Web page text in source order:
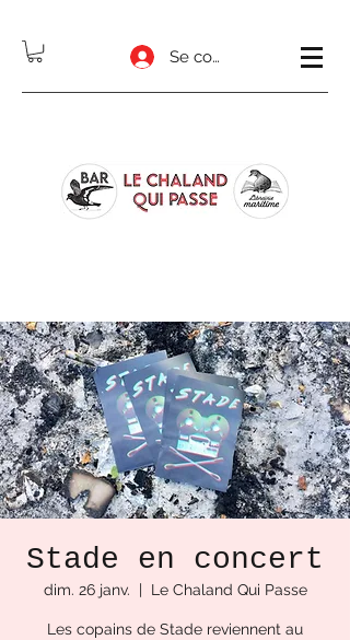
Se connecter
Stade en concert
dim. 26 janv.
  |
Le Chaland Qui Passe
Les copains de Stade reviennent au